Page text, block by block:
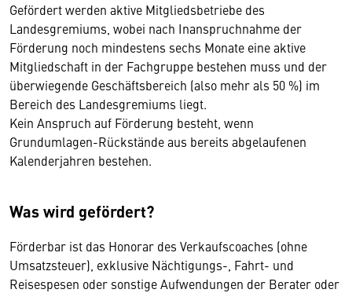
Gefördert werden aktive Mitgliedsbetriebe des
Landesgremiums, wobei nach Inanspruchnahme der
Förderung noch mindestens sechs Monate eine aktive
Mitgliedschaft in der Fachgruppe bestehen muss und der
überwiegende Geschäftsbereich (also mehr als 50 %) im
Bereich des Landesgremiums liegt.
Kein Anspruch auf Förderung besteht, wenn
Grundumlagen-Rückstände aus bereits abgelaufenen
Kalenderjahren bestehen.
Was wird gefördert?
Förderbar ist das Honorar des Verkaufscoaches (ohne
Umsatzsteuer), exklusive Nächtigungs-, Fahrt- und
Reisespesen oder sonstige Aufwendungen der Berater oder